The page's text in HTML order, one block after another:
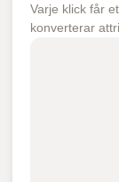
Varje klick får
konverterar